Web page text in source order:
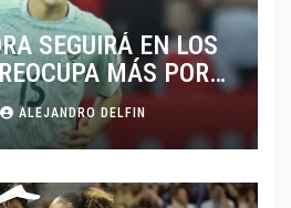
SEGUIRÁ EN LOS
MÁS POR
ALEJANDRO DELFIN